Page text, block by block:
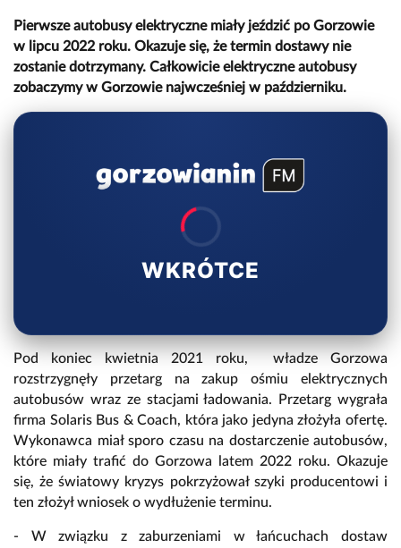
Pierwsze autobusy elektryczne miały jeździć po Gorzowie
w lipcu 2022 roku. Okazuje się, że termin dostawy nie
zostanie dotrzymany. Całkowicie elektryczne autobusy
zobaczymy w Gorzowie najwcześniej w październiku.
WKRÓTCE
Pod koniec kwietnia 2021 roku, władze Gorzowa
rozstrzygnęły przetarg na zakup ośmiu elektrycznych
autobusów wraz ze stacjami ładowania. Przetarg wygrała
firma Solaris Bus & Coach, która jako jedyna złożyła ofertę.
Wykonawca miał sporo czasu na dostarczenie autobusów,
które miały trafić do Gorzowa latem 2022 roku. Okazuje
się, że światowy kryzys pokrzyżował szyki producentowi i
ten złożył wniosek o wydłużenie terminu.
- W związku z zaburzeniami w łańcuchach dostaw